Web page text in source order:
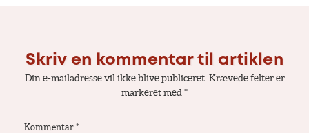
Skriv en kommentar til artiklen
Din e-mailadresse vil ikke blive publiceret. Krævede felter er
markeret med*
Kommentar *